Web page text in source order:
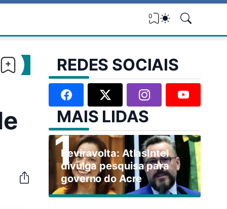
0
REDES SOCIAIS
MAIS LIDAS
Reviravolta: AtlasIntel
divulga pesquisa para
governo do Acre